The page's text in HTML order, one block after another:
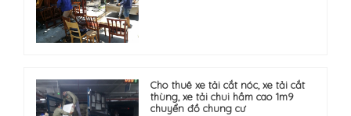
Cho thuê xe tải cắt nóc, xe tải cắt
thùng, xe tải chui hầm cao 1m9
chuyển đồ chung cư